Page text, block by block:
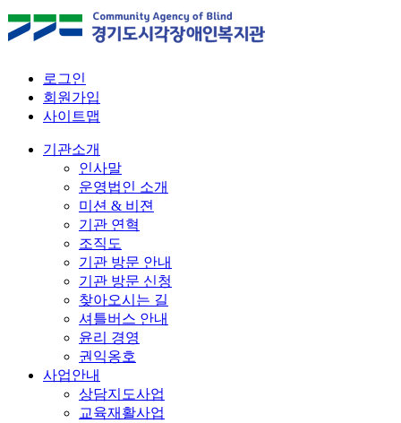
로그인
회원가입
사이트맵
기관소개
인사말
운영법인 소개
미션 & 비젼
기관 연혁
조직도
기관 방문 안내
기관 방문 신청
찾아오시는 길
셔틀버스 안내
윤리 경영
권익옹호
사업안내
상담지도사업
교육재활사업